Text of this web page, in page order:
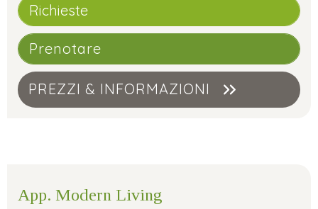
Richieste
Prenotare
PREZZI & INFORMAZIONI
App. Modern Living